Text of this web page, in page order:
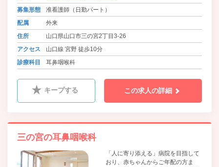
募集形態
准看護師（日勤パート）
配属
外来
住所
山口県山口市三の宮2丁目3-26
アクセス
山口線 宮野 徒歩10分
診療科目
耳鼻咽喉科
キープする この求人の詳細
三の宮の耳鼻咽喉科
「人に寄り添える」病院を目指して
おり、赤ちゃんからご年配の方ま